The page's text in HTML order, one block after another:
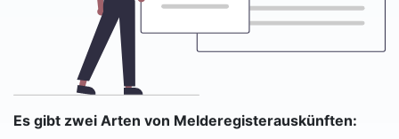
Es gibt zwei Arten von Melderegisterauskünften: